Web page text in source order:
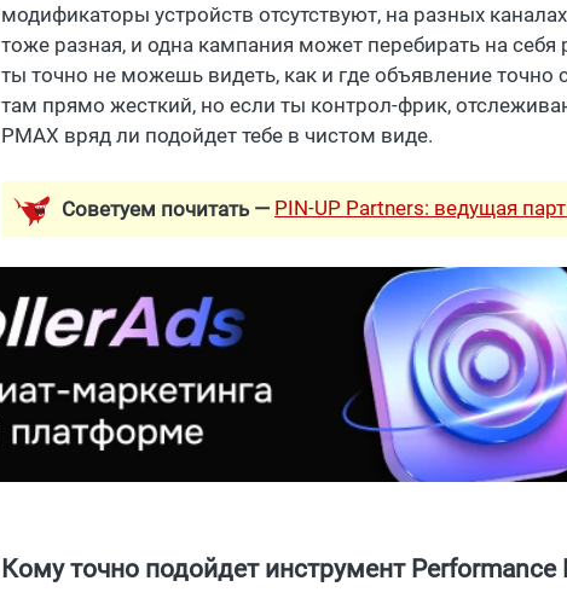
модификаторы устройств отсутствуют, на разных
тоже разная, и одна кампания может перебирать на
ты точно не можешь видеть, как и где объявление точно
там прямо жесткий, но если ты контрол-фрик,
PMAX вряд ли подойдет тебе в чистом виде.
Советуем почитать — PIN-UP Partners: ведущая
Кому точно подойдет инструмент Performance